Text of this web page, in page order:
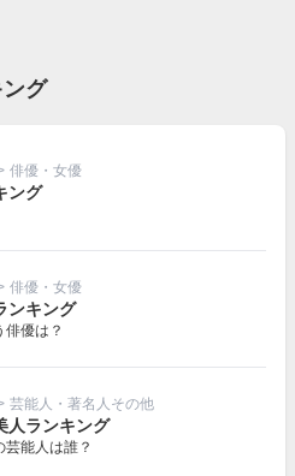
グ
俳優・女優
ング
俳優・女優
ンキング
俳優は？
芸能人・著名人その他
人ランキング
能人は誰？